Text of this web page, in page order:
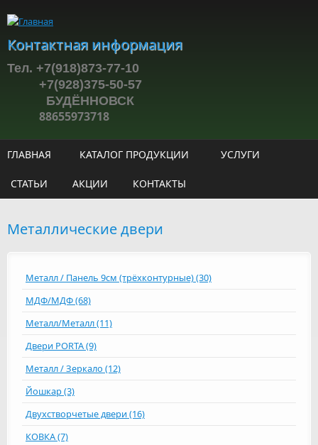
Контактная информация
Тел. +7(918)873-77-10
+7(928)375-50-57
БУДЁННОВСК
88655973718
ГЛАВНАЯ КАТАЛОГ ПРОДУКЦИИ УСЛУГИ
СТАТЬИ АКЦИИ КОНТАКТЫ
Металлические двери
Металл / Панель 9см (трёхконтурные) (30)
МДФ/МДФ (68)
Металл/Металл (11)
Двери PORTA (9)
Металл / Зеркало (12)
Йошкар (3)
Двухстворчетые двери (16)
КОВКА (7)